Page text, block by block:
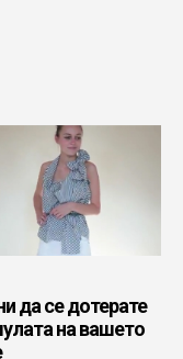
да се дотерате
на вашето